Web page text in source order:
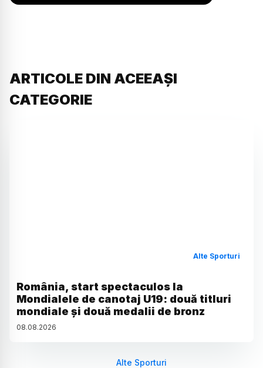
ARTICOLE DIN ACEEAȘI
CATEGORIE
Alte Sporturi
România, start spectaculos la
Mondialele de canotaj U19: două titluri
mondiale și două medalii de bronz
08.08.2026
Alte Sporturi